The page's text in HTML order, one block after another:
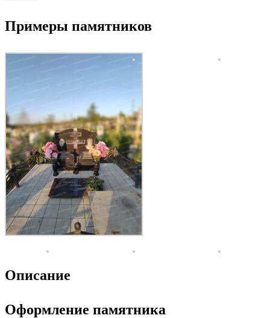
Примеры памятников
Описание
Оформление памятника